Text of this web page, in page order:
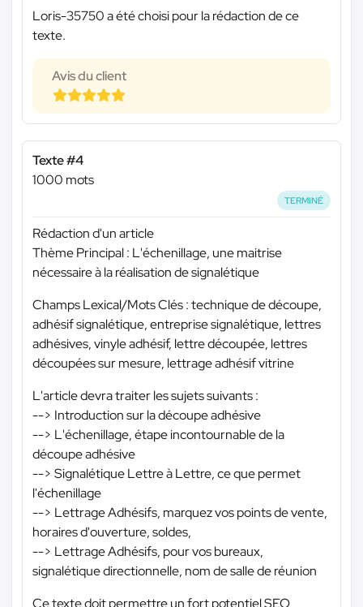
Loris-35750 a été choisi pour la rédaction de ce
texte.
Avis du client
Texte #4
1000 mots
TERMINÉ
Rédaction d'un article
Thème Principal : L'échenillage, une maitrise
nécessaire à la réalisation de signalétique
Champs Lexical/Mots Clés : technique de découpe,
adhésif signalétique, entreprise signalétique, lettres
adhésives, vinyle adhésif, lettre découpée, lettres
découpées sur mesure, lettrage adhésif vitrine
L'article devra traiter les sujets suivants :
--> Introduction sur la découpe adhésive
--> L'échenillage, étape incontournable de la
découpe adhésive
--> Signalétique Lettre à Lettre, ce que permet
l'échenillage
--> Lettrage Adhésifs, marquez vos points de vente,
horaires d'ouverture, soldes,
--> Lettrage Adhésifs, pour vos bureaux,
signalétique directionnelle, nom de salle de réunion